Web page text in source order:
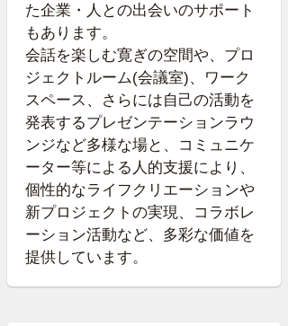
た企業・人との出会いのサポート
もあります。
会話を楽しむ寛ぎの空間や、プロ
ジェクトルーム(会議室)、ワーク
スペース、さらには自己の活動を
発表するプレゼンテーションラウ
ンジなど多様な場と、コミュニケ
ーター等による人的支援により、
個性的なライフクリエーションや
新プロジェクトの実現、コラボレ
ーション活動など、多彩な価値を
提供しています。